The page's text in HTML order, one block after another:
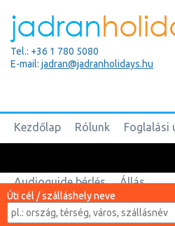
Tel.: +36 1 780 5080
E-mail: jadran@jadranholidays.hu
Kezdőlap Rólunk Foglalási
Audioguide bérlés Állás
Úti cél / szálláshely neve